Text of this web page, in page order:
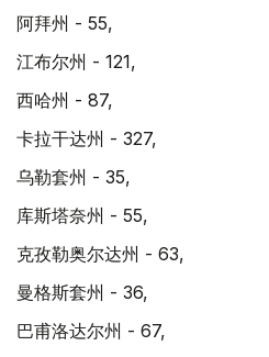
阿拜州 - 55,
江布尔州 - 121,
西哈州 - 87,
卡拉干达州 - 327,
乌勒套州 - 35,
库斯塔奈州 - 55,
克孜勒奥尔达州 - 63,
曼格斯套州 - 36,
巴甫洛达尔州 - 67,